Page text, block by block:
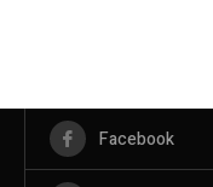
Facebook